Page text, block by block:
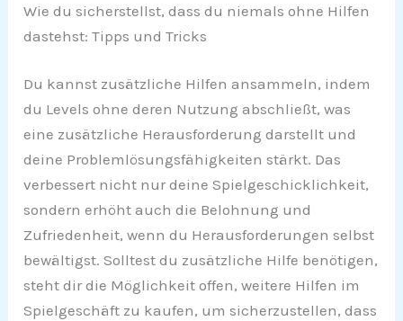
Wie du sicherstellst, dass du niemals ohne Hilfen
dastehst: Tipps und Tricks
Du kannst zusätzliche Hilfen ansammeln, indem
du Levels ohne deren Nutzung abschließt, was
eine zusätzliche Herausforderung darstellt und
deine Problemlösungsfähigkeiten stärkt. Das
verbessert nicht nur deine Spielgeschicklichkeit,
sondern erhöht auch die Belohnung und
Zufriedenheit, wenn du Herausforderungen selbst
bewältigst. Solltest du zusätzliche Hilfe benötigen,
steht dir die Möglichkeit offen, weitere Hilfen im
Spielgeschäft zu kaufen, um sicherzustellen, dass